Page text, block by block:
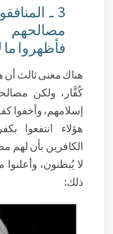
3 ـ
مصالحهم
فأظهروا ما
هناك معنى ثالث أن
كُفَّار، ولكن
إسلامهم، وأخفوا
هؤلاء انتفعوا
الكافرين بأن لهم
لا يُبطنون،
ذلك: